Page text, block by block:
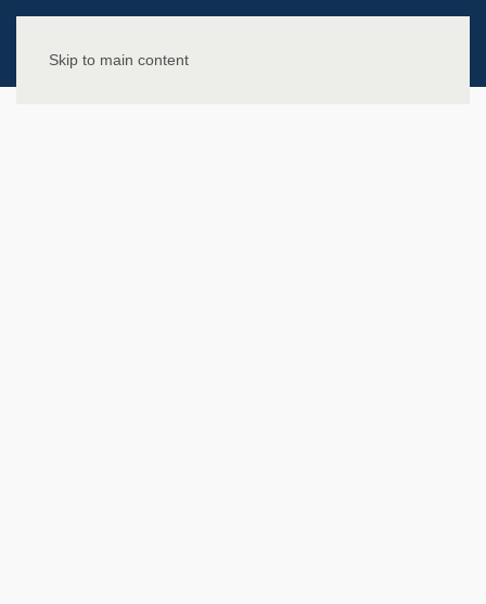
Skip to main content